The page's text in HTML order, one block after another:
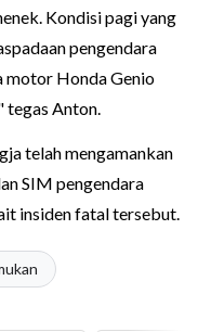
Kondisi pagi yang
pengendara
motor Honda Genio
tegas Anton.
telah mengamankan
SIM pengendara
insiden fatal tersebut.